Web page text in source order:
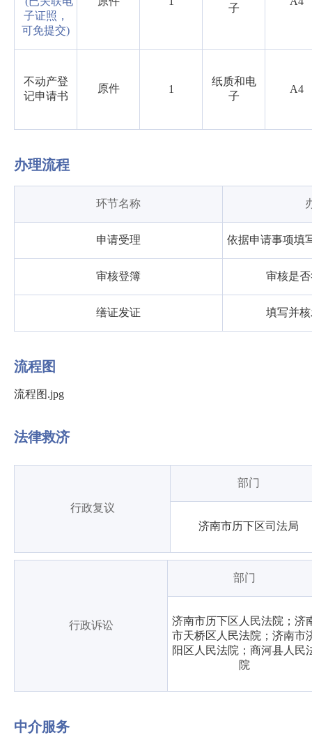
子证照，
可免提交)
子
不动产登
记申请书
原件 1
纸质和电
子
A4
办理流程
环节名称
申请受理 依据申请事项填
审核登簿 审核是
缮证发证 填写并
流程图
流程图.jpg
法律救济
行政复议
部门
济南市历下区司法局
行政诉讼
部门
济南市历下区人民法院；济
市天桥区人民法院；济南市
阳区人民法院；商河县人民
院
中介服务